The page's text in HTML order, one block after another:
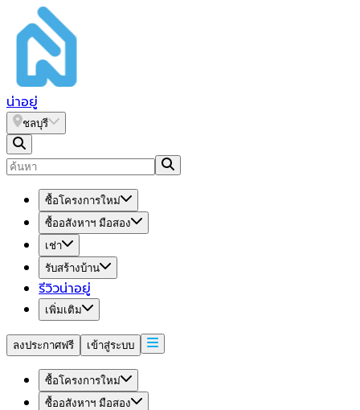
น่าอยู่
ชลบุรี
ซื้อโครงการใหม่
ซื้ออสังหาฯ มือสอง
เช่า
รับสร้างบ้าน
รีวิวน่าอยู่
เพิ่มเติม
ลงประกาศฟรี เข้าสู่ระบบ
ซื้อโครงการใหม่
ซื้ออสังหาฯ มือสอง